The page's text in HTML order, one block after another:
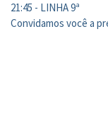
21:45 - LINHA 9ª
Convidamos você a